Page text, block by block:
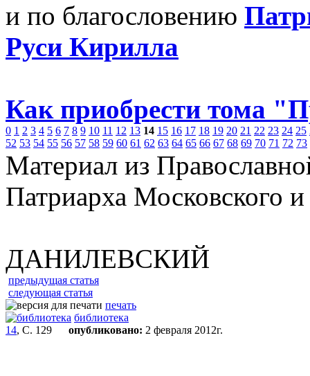
и по благословению
Руси Кирилла
Как приобрести тома
0 1 2 3 4 5 6 7 8 9 10 11 12 13 14 15 16 17 18 19 20 21 22 23 24 25
52 53 54 55 56 57 58 59 60 61 62 63 64 65 66 67 68 69 70 71 72 73
Материал из
Патриарха Московского
ДАНИЛЕВСКИЙ
предыдущая статья
следующая статья
печать
библиотека
14, С. 129 опубликовано: 2 февраля 2012г.